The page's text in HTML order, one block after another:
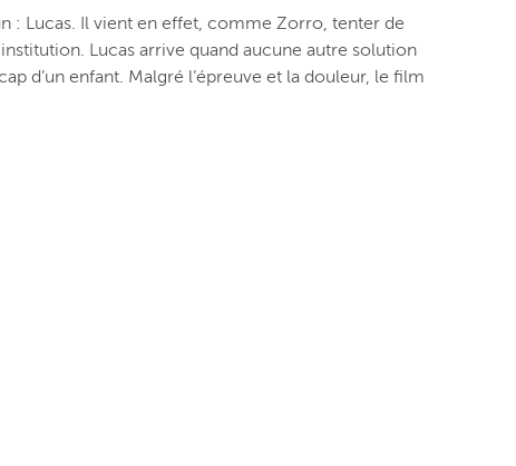
: Lucas. Il vient en effet, comme Zorro, tenter de
Lucas arrive quand aucune autre solution
d’un enfant. Malgré l’épreuve et la douleur, le film